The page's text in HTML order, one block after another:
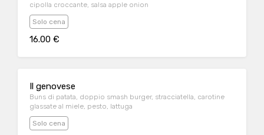
cipolla croccante, salsa apple onion
Solo cena
16.00 €
Il genovese
Buns di patata, doppio smash burger, stracciatella, carotine
glassate al miele, pesto, lattuga
Solo cena